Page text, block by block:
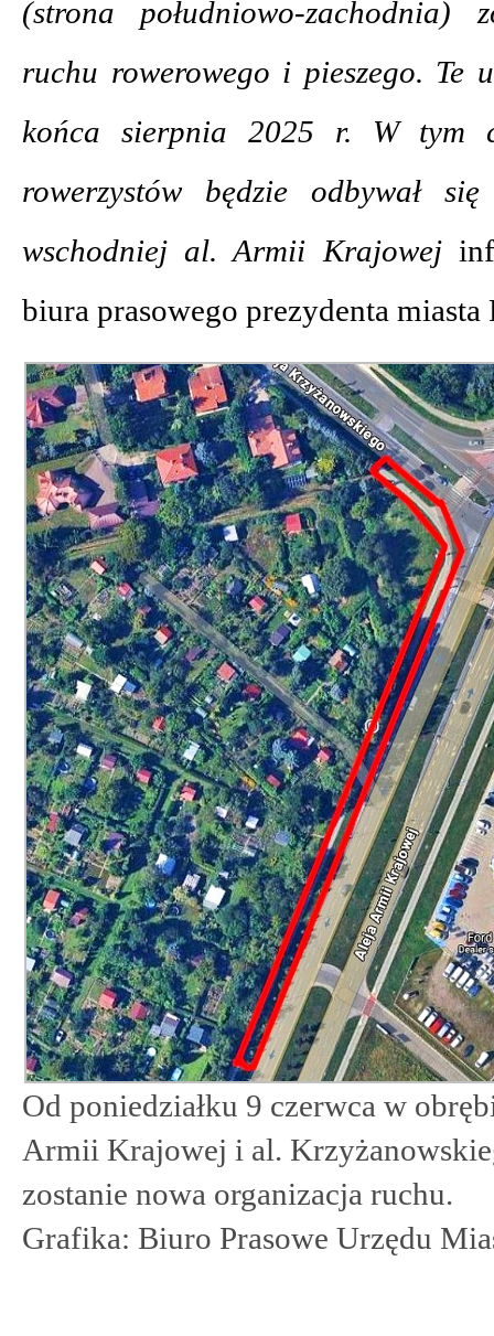
(strona południowo-zachodnia)
ruchu rowerowego i pieszego. Te
końca sierpnia 2025 r. W tym
rowerzystów będzie odbywał
wschodniej al. Armii Krajowej
biura prasowego prezydenta miasta
Od poniedziałku 9 czerwca w
Armii Krajowej i al.
zostanie nowa organizacja ruchu.
Grafika: Biuro Prasowe Urzędu